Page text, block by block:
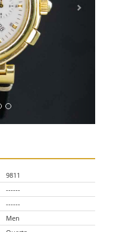
9811
------
------
Men